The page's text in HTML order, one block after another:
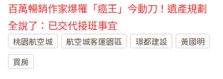
百萬暢銷作家爆罹「癌王」今動刀！遺產規劃
全說了：已交代接班事宜
桃園航空城 航空城客運園區 璟都建設
黃國明
買房